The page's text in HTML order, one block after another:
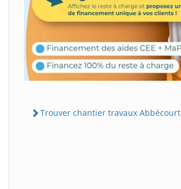
Trouver chantier travaux Abbécourt